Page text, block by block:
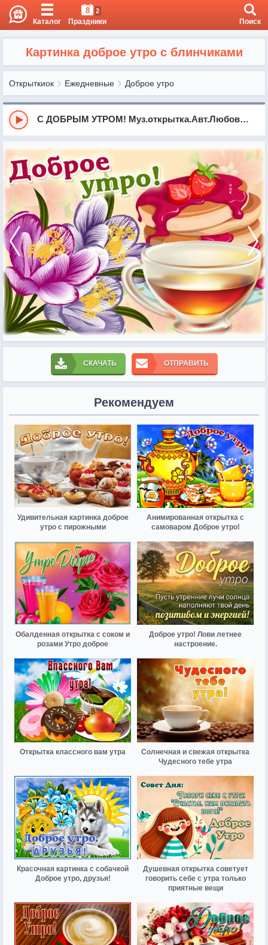
Каталог
8 2
Праздники Поиск
Картинка доброе утро с блинчиками
Открыткиок Ежедневные Доброе утро
С ДОБРЫМ УТРОМ! Муз.открытка.Авт.Любовь Калинина
СКАЧАТЬ ОТПРАВИТЬ
Рекомендуем
Удивительная картинка доброе
утро с пирожными
Анимированная открытка с
самоваром Доброе утро!
Обалденная открытка с соком и
розами Утро доброе
Доброе утро! Лови летнее
настроение.
Открытка классного вам утра
Солнечная и свежая открытка
Чудесного тебе утра
Красочная картинка с собачкой
Доброе утро, друзья!
Душевная открытка советует
говорить себе с утра только
приятные вещи